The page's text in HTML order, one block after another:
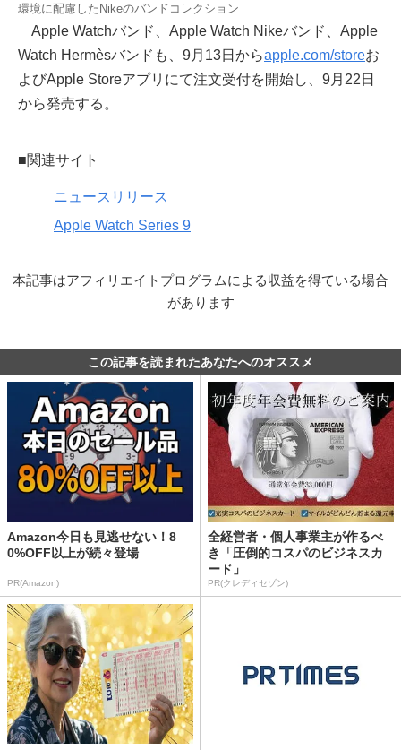
環境に配慮したNikeのバンドコレクション
Apple Watchバンド、Apple Watch Nikeバンド、Apple
Watch Hermèsバンドも、9月13日からapple.com/storeお
よびApple Storeアプリにて注文受付を開始し、9月22日
から発売する。
■関連サイト
ニュースリリース
Apple Watch Series 9
本記事はアフィリエイトプログラムによる収益を得ている場合
があります
この記事を読まれたあなたへのオススメ
Amazon今日も見逃せない！8
0%OFF以上が続々登場
PR(Amazon)
全経営者・個人事業主が作るべ
き「圧倒的コスパのビジネスカ
ード」
PR(クレディセゾン)